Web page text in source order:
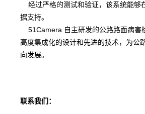
经过严格的测试和验证，该系统能够
据支持。
51Camera 自主研发的公路路面病害
高度集成化的设计和先进的技术，为公
向发展。
联系我们：